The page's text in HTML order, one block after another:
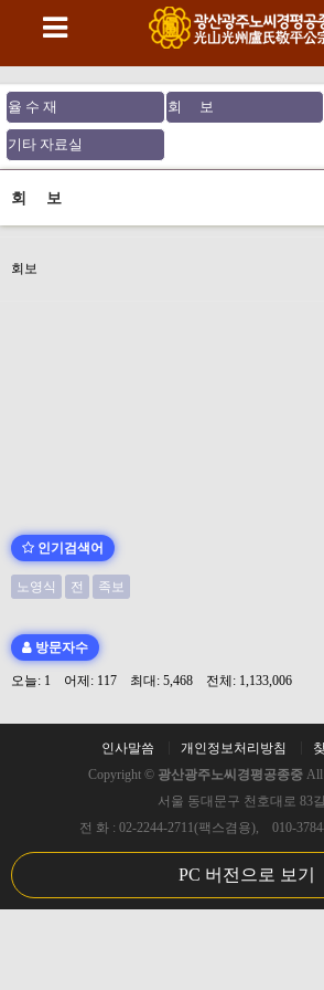
율 수 재 회 보
기타 자료실
회 보
회보
인기검색어
노영식 전 족보
방문자수
오늘: 1 어제: 117 최대: 5,468 전체: 1,133,006
인사말씀 개인정보처리방침
Copyright © 광산광주노씨경평공종중All
서울 동대문구 천호대로 83
전 화 : 02-2244-2711(팩스겸용), 010-
PC 버전으로 보기